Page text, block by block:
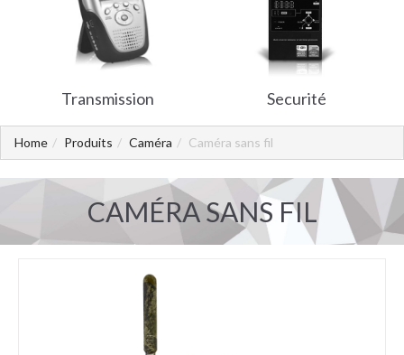
Transmission Securité
Home Produits Caméra Caméra sans fil
CAMÉRA SANS FIL